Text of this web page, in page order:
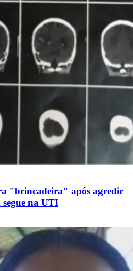
"brincadeira" após agredir
na UTI